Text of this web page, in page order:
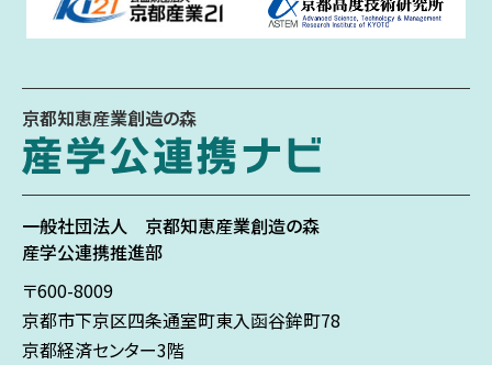
京都知恵産業創造の森
一般社団法人 京都知恵産業創造の森
産学公連携推進部
〒600-8009
京都市下京区四条通室町東入函谷鉾町78
京都経済センター3階